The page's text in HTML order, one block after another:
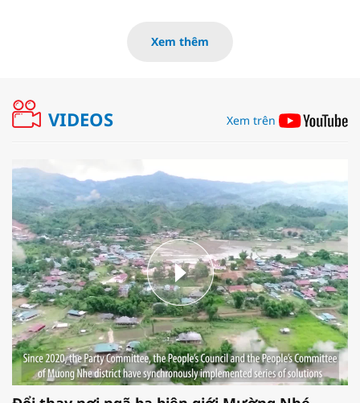
Xem thêm
VIDEOS Xem trên